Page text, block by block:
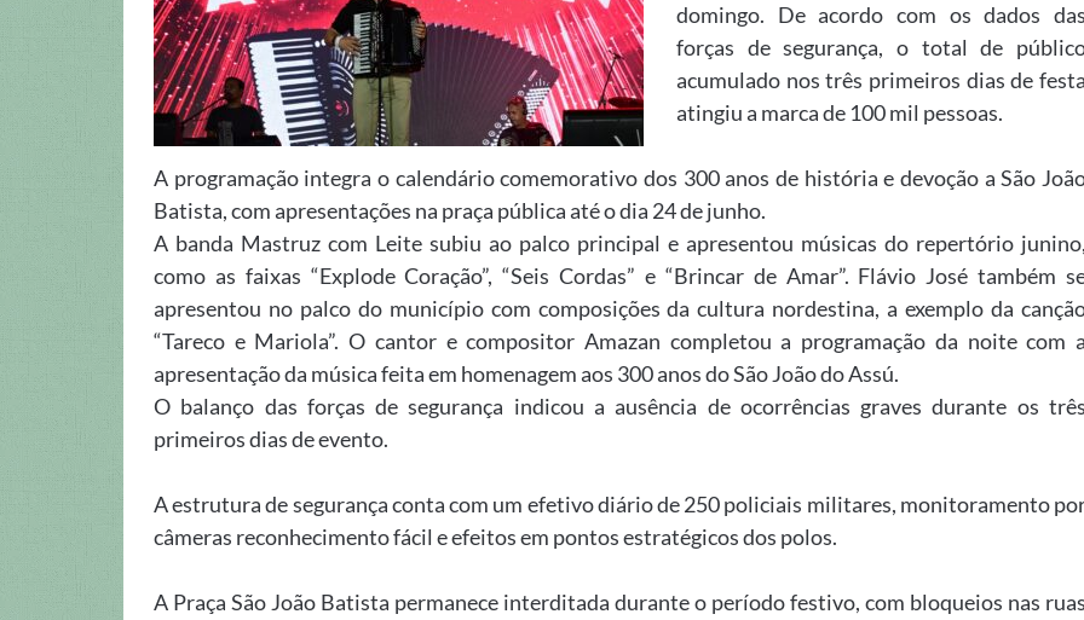
domingo. De acordo com os dados
forças de segurança, o total de
acumulado nos três primeiros dias de
atingiu a marca de 100 mil pessoas.
A programação integra o calendário comemorativo dos 300 anos de história e devoção a São
Batista, com apresentações na praça pública até o dia 24 de junho.
A banda Mastruz com Leite subiu ao palco principal e apresentou músicas do repertório
como as faixas “Explode Coração”, “Seis Cordas” e “Brincar de Amar”. Flávio José também
apresentou no palco do município com composições da cultura nordestina, a exemplo da
“Tareco e Mariola”. O cantor e compositor Amazan completou a programação da noite com
apresentação da música feita em homenagem aos 300 anos do São João do Assú.
O balanço das forças de segurança indicou a ausência de ocorrências graves durante os
primeiros dias de evento.
A estrutura de segurança conta com um efetivo diário de 250 policiais militares, monitoramento
câmeras reconhecimento fácil e efeitos em pontos estratégicos dos polos.
A Praça São João Batista permanece interditada durante o período festivo, com bloqueios nas